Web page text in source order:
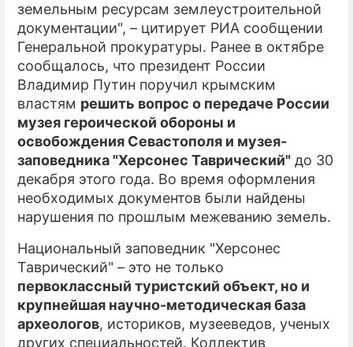
земельным ресурсам землеустроительной
документации", – цитирует РИА сообщении
Генеральной прокуратуры. Ранее в октябре
сообщалось, что президент России
Владимир Путин поручил крымским
властям решить вопрос о передаче России
музея героической обороны и
освобождения Севастополя и музея-
заповедника "Херсонес Таврический" до 30
декабря этого года. Во время оформления
необходимых документов были найдены
нарушения по прошлым межеванию земель.
Национальный заповедник "Херсонес
Таврический" – это не только
первоклассный туристский объект, но и
крупнейшая научно-методическая база
археологов, историков, музееведов, ученых
других специальностей. Коллектив